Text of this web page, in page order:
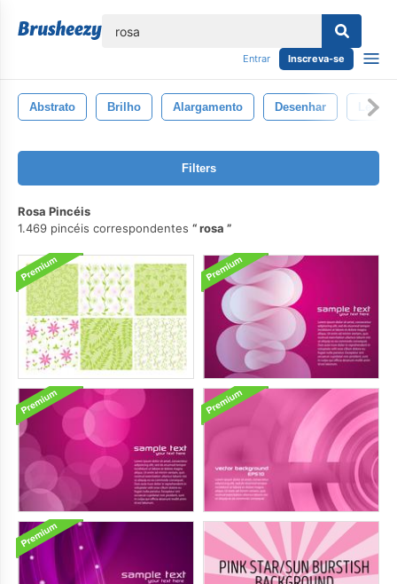
Entrar Inscreva-se
Abstrato Brilho Alargamento Desenhar Lens
Filters
Rosa Pincéis
1.469 pincéis correspondentes
rosa